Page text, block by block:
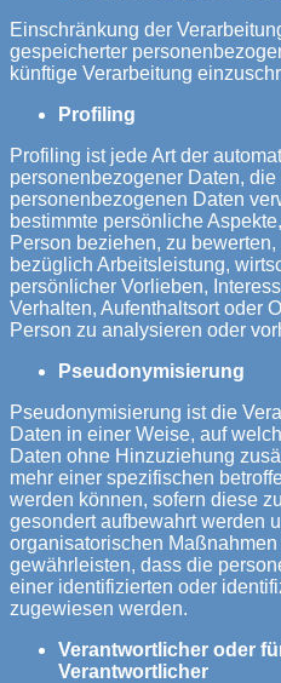
Einschränkung der
gespeicherter
künftige Verarbeitung
Profiling
Profiling ist jede Art der
personenbezogener Daten,
personenbezogenen Daten
bestimmte persönliche
Person beziehen, zu
bezüglich Arbeitsleistung,
persönlicher Vorlieben,
Verhalten, Aufenthaltsort oder
Person zu analysieren oder
Pseudonymisierung
Pseudonymisierung ist die
Daten in einer Weise, auf
Daten ohne Hinzuziehung
mehr einer spezifischen
werden können, sofern diese
gesondert aufbewahrt werden
organisatorischen
gewährleisten, dass die
einer identifizierten oder
zugewiesen werden.
Verantwortlicher oder
Verantwortlicher